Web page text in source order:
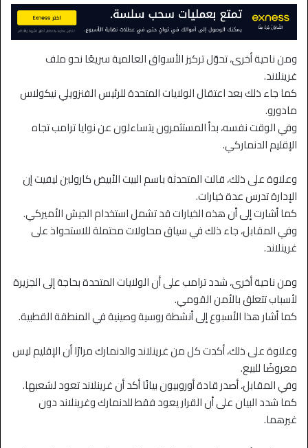
ومن ناحية أخرى، تحوّل تركيز الأسواق العالمية سريعًا نحو ملف
غرينلاند.
كما جاء ذلك بعد اعتقال الولايات المتحدة للرئيس الفنزويلي نيكولاس
مادورو.
وفي الوقت نفسه، بدأ المستثمرون يتساءلون عن نوايا ترامب تجاه
الإقليم الدنماركي.
وعلاوة على ذلك، قالت المتحدثة باسم البيت الأبيض كارولين ليفيت إن
الإدارة تدرس عدة خيارات.
كما أشارت إلى أن هذه الخيارات قد تشمل استخدام الجيش الأميركي.
وفي المقابل، جاء ذلك في سياق محاولات محتملة للاستحواذ على
غرينلاند.
ومن ناحية أخرى، شدد ترامب على أن الولايات المتحدة بحاجة إلى الجزيرة
لأسباب تتعلق بالأمن القومي.
كما أشار هذا الأسبوع إلى أنشطة روسية وصينية في المنطقة القطبية.
وعلاوة على ذلك، أكدت كل من غرينلاند والدنمارك مرارًا أن الإقليم ليس
معروضًا للبيع.
وفي المقابل، أصدر قادة أوروبيون بيانًا أكد أن غرينلاند تعود لشعبها.
كما شدد البيان على أن القرار يعود فقط للدنمارك وغرينلاند دون
غيرهما.